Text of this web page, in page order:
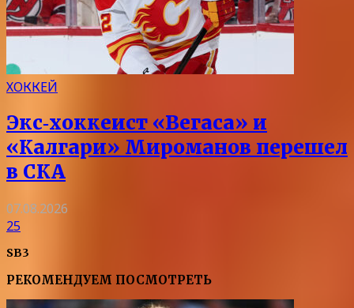
ХОККЕЙ
Экс‑хоккеист «Вегаса» и
«Калгари» Мироманов перешел
в СКА
07.08.2026
25
SB3
РЕКОМЕНДУЕМ ПОСМОТРЕТЬ